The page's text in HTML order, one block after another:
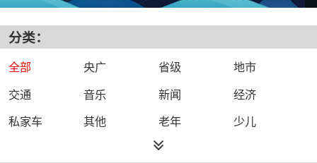
分类：
全部 央广 省级
地市
交通
音乐 新闻
经济
私家车
其他 老年
少儿
旅游